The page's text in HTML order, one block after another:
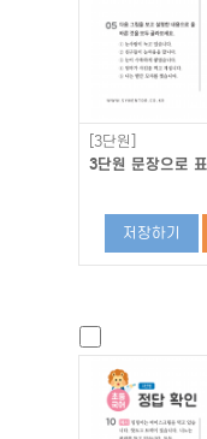
[3단원]
3단원 문장으로
저장하기